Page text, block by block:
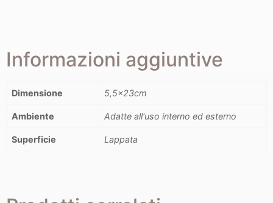
Informazioni aggiuntive
Dimensione 5,5x23cm
Ambiente Adatte all'uso interno ed esterno
Superficie Lappata